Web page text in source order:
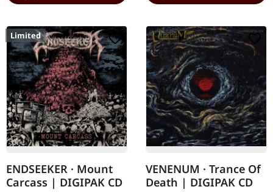
Limited
ENDSEEKER · Mount
Carcass | DIGIPAK CD
VENENUM · Trance Of
Death | DIGIPAK CD